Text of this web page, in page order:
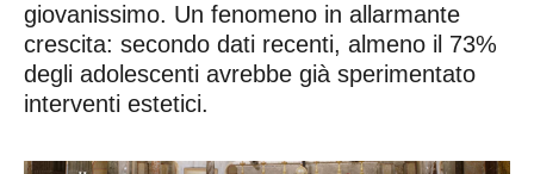
giovanissimo. Un fenomeno in allarmante
crescita: secondo dati recenti, almeno il 73%
degli adolescenti avrebbe già sperimentato
interventi estetici.